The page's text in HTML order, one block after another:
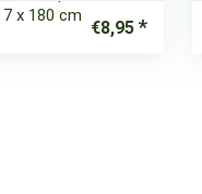
x 180 cm
€8,95